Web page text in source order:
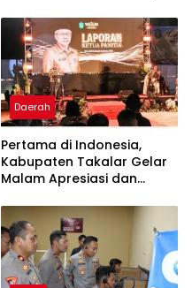
2026
Daerah
Pertama di Indonesia,
Kabupaten Takalar Gelar
Malam Apresiasi dan
Panggung Penghargaan
bagi Pelayan Publik
Berprestasi